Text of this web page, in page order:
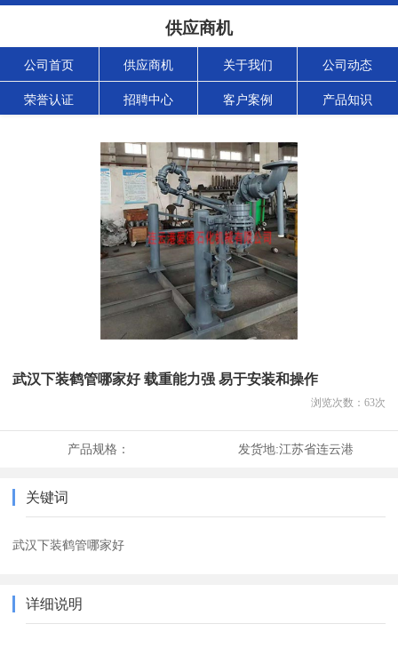
供应商机
公司首页 供应商机 关于我们 公司动态
荣誉认证 招聘中心 客户案例 产品知识
武汉下装鹤管哪家好 载重能力强 易于安装和操作
浏览次数： 63次
产品规格： 发货地:江苏省连云港
关键词
武汉下装鹤管哪家好
详细说明